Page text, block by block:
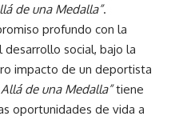
de una Medalla”.
profundo con la
desarrollo social, bajo la
impacto de un deportista
Allá de una Medalla”tiene
oportunidades de vida a